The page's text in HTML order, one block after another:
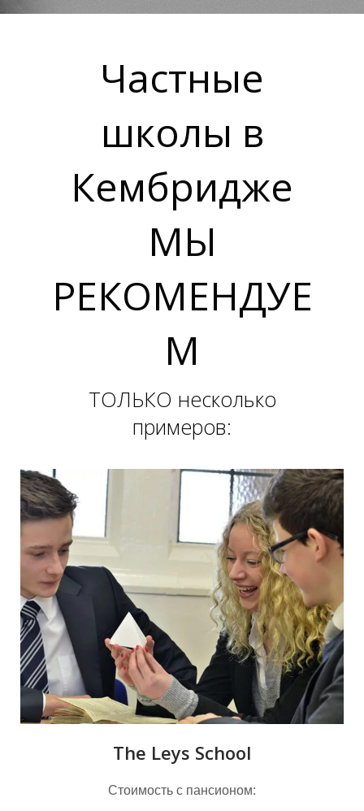
Ш
А
Частные
школы в
Кембридже
МЫ
РЕКОМЕНДУЕ
М
ТОЛЬКО несколько
примеров:
The Leys School
Стоимость с пансионом:
Ш
А